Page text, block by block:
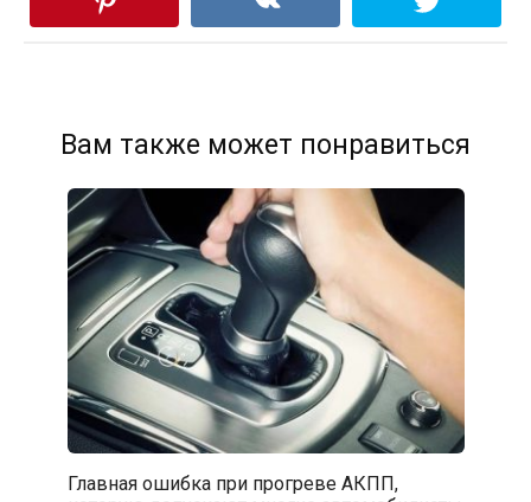
Вам также может понравиться
Главная ошибка при прогреве АКПП,